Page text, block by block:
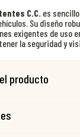
C.C. es
Su diseño
exigentes de uso
la seguridad y
producto